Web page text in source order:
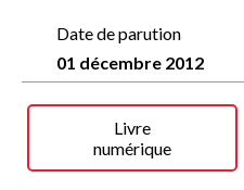
impossible, scellé par un
fût le Diable. À travers le
semblait opposer, Michel
Date de parution
01 décembre 2012
Livre
numérique